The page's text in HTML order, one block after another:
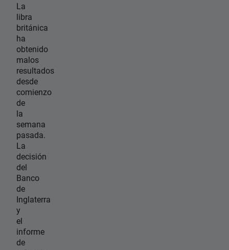
La
libra
británica
ha
obtenido
malos
resultados
desde
comienzo
de
la
semana
pasada.
La
decisión
del
Banco
de
Inglaterra
y
el
informe
de